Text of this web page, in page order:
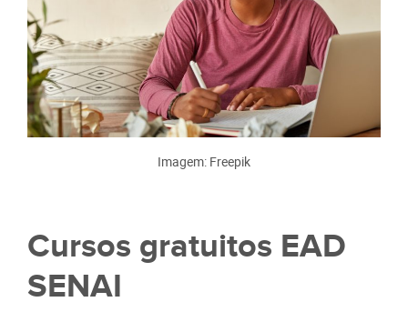
Imagem: Freepik
Cursos gratuitos EAD
SENAI